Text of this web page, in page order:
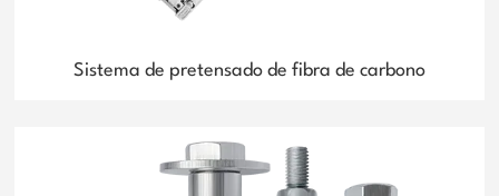
Sistema de pretensado de fibra de carbono